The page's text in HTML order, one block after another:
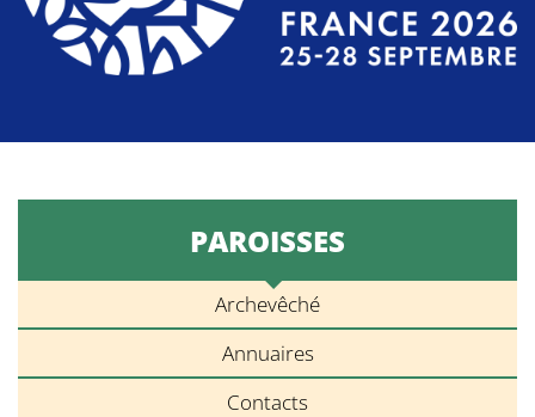
PAROISSES
Archevêché
Annuaires
Contacts